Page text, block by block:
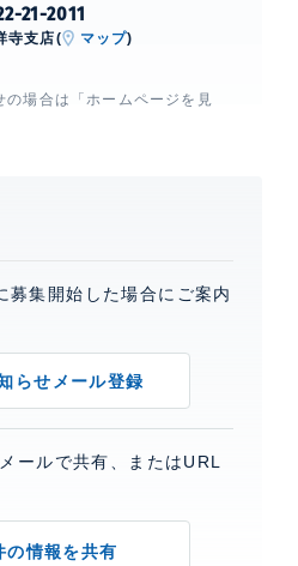
21-2011
寺支店( マップ)
場合は「ホームページを見
募集開始した場合にご案内
らせメール登録
ールで共有、またはURL
の情報を共有